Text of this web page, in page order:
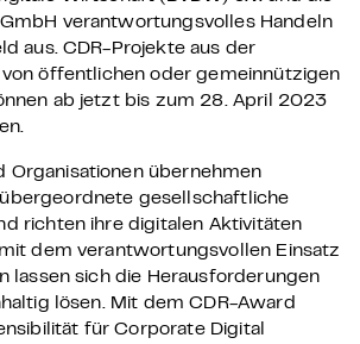
verantwortungsvolles Handeln
aus. CDR-Projekte aus der
öffentlichen oder gemeinnützigen
ab jetzt bis zum 28. April 2023
Organisationen übernehmen
gesellschaftliche
richten ihre digitalen Aktivitäten
mit dem verantwortungsvollen Einsatz
lassen sich die Herausforderungen
lösen. Mit dem CDR-Award
für Corporate Digital